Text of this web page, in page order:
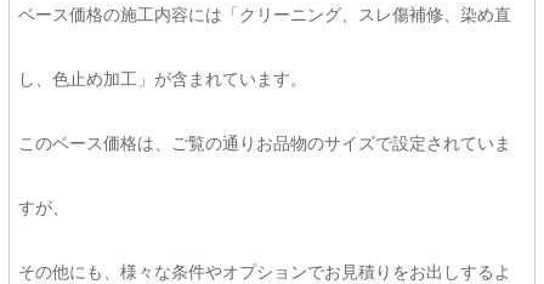
ベース価格の施工内容には「クリーニング、スレ傷補修、染め直
し、色止め加工」が含まれています。
このベース価格は、ご覧の通りお品物のサイズで設定されていま
すが、
その他にも、様々な条件やオプションでお見積りをお出しするよ